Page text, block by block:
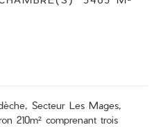
Secteur Les Mages,
210m² comprenant trois